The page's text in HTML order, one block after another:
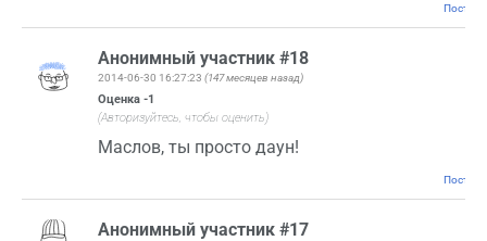
Анонимный участник #18
2014-06-30 16:27:23 (147 месяцев назад)
Оценка -1
(Авторизуйтесь, чтобы оценить)
Маслов, ты просто даун!
Анонимный участник #17